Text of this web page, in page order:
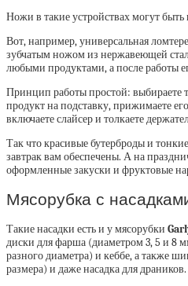
Ножи в такие устройствах могут быть
Вот, например, универсальная
зубчатым ножом из нержавеющей
любыми продуктами, а после работы
Принцип работы простой: выбираете
продукт на подставку, прижимаете
включаете слайсер и толкаете
Так что красивые бутерброды и
завтрак вам обеспечены. А на
оформленные закуски и фруктовые
Мясорубка с
Такие насадки есть и у мясорубки
диски для фарша (диаметром 3, 5 и 8
разного диаметра) и кеббе, а также
размера) и даже насадка для драников.